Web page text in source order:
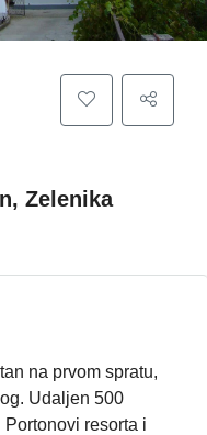
Zelenika
na prvom spratu,
Udaljen 500
Portonovi resorta i